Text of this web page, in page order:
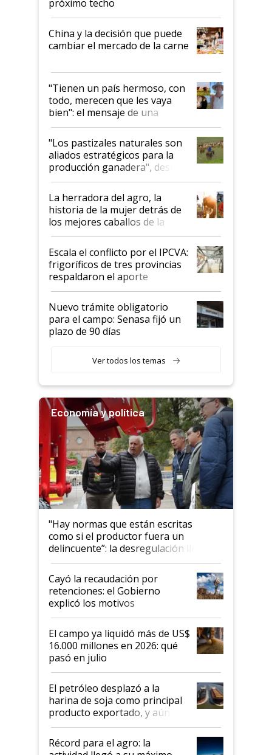
próximo techo
China y la decisión que puede
cambiar el mercado de la carne
"Tienen un país hermoso, con
todo, merecen que les vaya
bien": el mensaje de una
ganadera uruguaya sobre las
oportunidades que se abren
para el agro en Argentina, con
foco en la carne
"Los pastizales naturales son
aliados estratégicos para la
producción ganadera", destaca
la iniciativa que ya reúne a 46
establecimientos en Argentina
La herradora del agro, la
historia de la mujer detrás de
los mejores caballos de la
Argentina y los mitos que
todavía hacen sufrir a estos
animales: "Mientras me
descalificaban, yo seguí
haciendo currículum"
Escala el conflicto por el IPCVA:
frigoríficos de tres provincias
respaldaron el aporte
obligatorio
Nuevo trámite obligatorio
para el campo: Senasa fijó un
plazo de 90 días
Ver todos los temas
Economía y política
"Hay normas que están escritas
como si el productor fuera un
delincuente”: la desregulación llegó
al Congreso Aapresid y hasta se
habló del financiamiento al IPCVA
Cayó la recaudación por
retenciones: el Gobierno
explicó los motivos
El campo ya liquidó más de US$
16.000 millones en 2026: qué
pasó en julio
El petróleo desplazó a la
harina de soja como principal
producto exportado, y aún así
el agro aportó casi seis de cada
diez dólares y sostuvo el
liderazgo en un semestre
Récord para el agro: la